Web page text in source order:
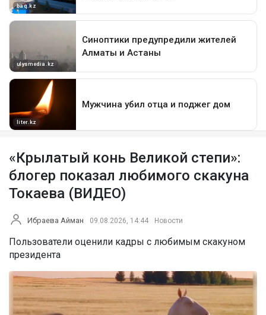
«Крылатый конь Великой степи»:
блогер показал любимого скакуна
Токаева (ВИДЕО)
Ибраева Айман 09.08.2026, 14:44 Новости
Пользователи оценили кадры с любимым скакуном
президента